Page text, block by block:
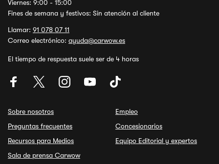
Viernes: 9:00 - 15:00
Fines de semana y festivos: Sin atención al cliente
Llamar: 91 078 07 11
Correo electrónico: ayuda@carwow.es
El tiempo de respuesta suele ser de 4 horas
Sobre nosotros
Preguntas frecuentes
Recursos para Medios
Sala de prensa Carwow
Empleo
Concesionarios
Equipo Editorial y expertos